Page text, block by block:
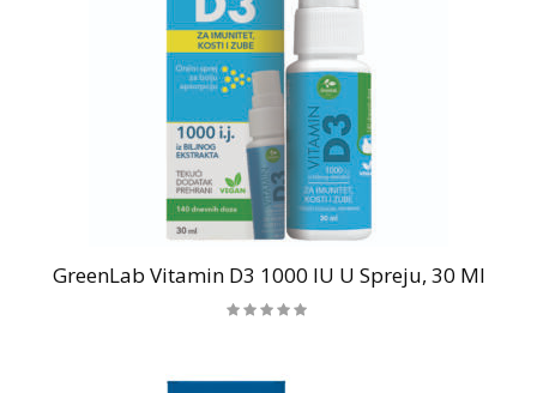
GreenLab Vitamin D3 1000 IU U Spreju, 30 Ml